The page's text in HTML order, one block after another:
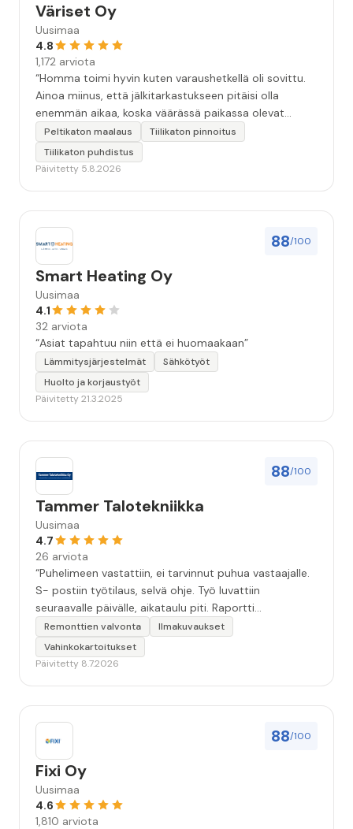
Väriset Oy
Uusimaa
4.8
1,172 arviota
“Homma toimi hyvin kuten varaushetkellä oli sovittu.
Ainoa miinus, että jälkitarkastukseen pitäisi olla
enemmän aikaa, koska väärässä paikassa olevat
maalitipat löytyy myöhemmin ”
Peltikaton maalaus
Tiilikaton pinnoitus
Tiilikaton puhdistus
Päivitetty 5.8.2026
88/100
Smart Heating Oy
Uusimaa
4.1
32 arviota
“Asiat tapahtuu niin että ei huomaakaan”
Lämmitysjärjestelmät
Sähkötyöt
Huolto ja korjaustyöt
Päivitetty 21.3.2025
88/100
Tammer Talotekniikka
Uusimaa
4.7
26 arviota
“Puhelimeen vastattiin, ei tarvinnut puhua vastaajalle.
S- postiin työtilaus, selvä ohje. Työ luvattiin
seuraavalle päivälle, aikataulu piti. Raportti
kartoituksesta tuli vielä samana päivänä..Kattava
selvitys. Työn kuvaus havannoillistettiin selvästi.
Remonttien valvonta
Ilmakuvaukset
Vahinkokartoitukset
Päivitetty 8.7.2026
88/100
Fixi Oy
Uusimaa
4.6
1,810 arviota